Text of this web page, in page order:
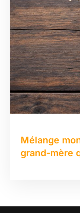
Mélange
grand-mère